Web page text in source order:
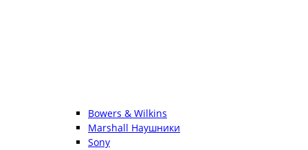
Bowers & Wilkins
Marshall Наушники
Sony